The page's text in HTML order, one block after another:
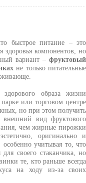
быстрое питание – это
компонентов, но
вариант –фруктовый
не только питательные
образа жизни
или торговом центре
но при этом получить
внешний вид фруктового
чем жирные пирожки
оригинально и
учитывая то, что
своего стаканчика, но
те, кто раньше всегда
на ходу из-за своих